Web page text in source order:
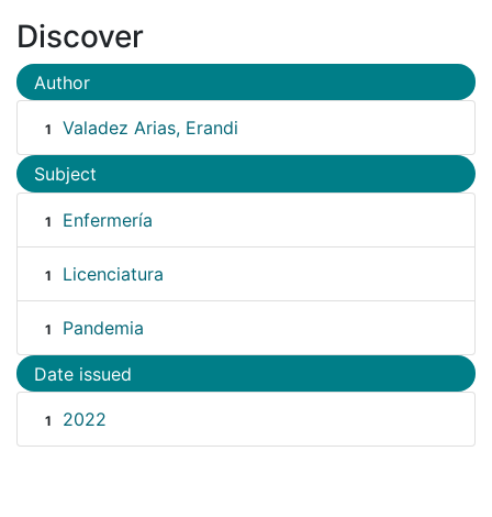
Discover
Author
1 Valadez Arias, Erandi
Subject
1 Enfermería
1 Licenciatura
1 Pandemia
Date issued
1 2022